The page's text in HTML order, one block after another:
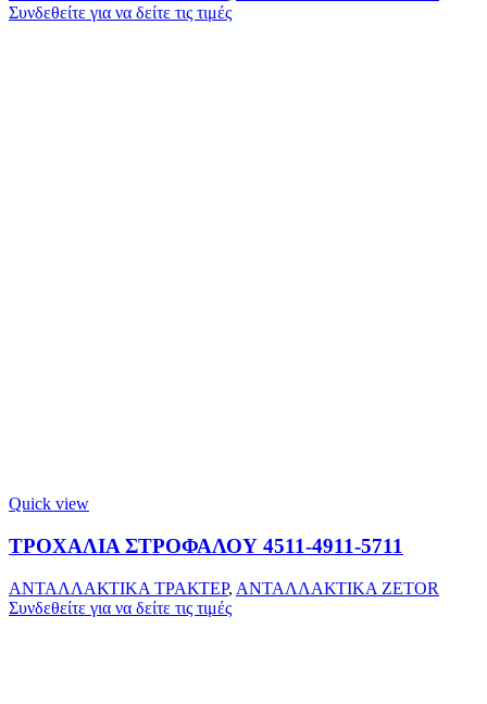
Συνδεθείτε για να δείτε τις τιμές
Quick view
ΤΡΟΧΑΛΙΑ ΣΤΡΟΦΑΛΟΥ 4511-4911-5711
ΑΝΤΑΛΛΑΚΤΙΚΑ ΤΡΑΚΤΕΡ, ΑΝΤΑΛΛΑΚΤΙΚΑ ZETOR
Συνδεθείτε για να δείτε τις τιμές